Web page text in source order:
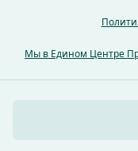
Мы в Едином Центре